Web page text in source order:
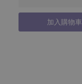
加入購物車